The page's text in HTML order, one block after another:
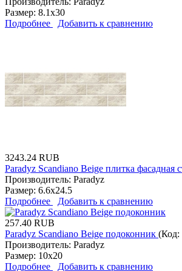
Размер: 8.1x30
Подробнее
Добавить к сравнению
3243.24 RUB
Paradyz Scandiano Beige плитка фасадная
Производитель: Paradyz
Размер: 6.6x24.5
Подробнее
Добавить к сравнению
257.40 RUB
Paradyz Scandiano Beige подоконник (Код:
Производитель: Paradyz
Размер: 10x20
Подробнее
Добавить к сравнению